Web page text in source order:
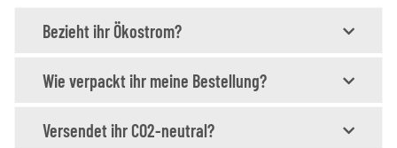
Bezieht ihr Ökostrom?
Wie verpackt ihr meine Bestellung?
Versendet ihr CO2-neutral?